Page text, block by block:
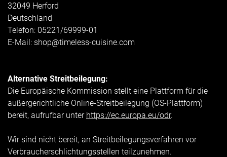
32049 Herford
Deutschland
Telefon: 05221/69999-01
E-Mail: shop@timeless-cuisine.com
Alternative Streitbeilegung:
Die Europäische Kommission stellt eine Plattform für die
außergerichtliche Online-Streitbeilegung (OS-Plattform)
bereit, aufrufbar unter https://ec.europa.eu/odr.
Wir sind nicht bereit, an Streitbeilegungsverfahren vor
Verbraucherschlichtungsstellen teilzunehmen.